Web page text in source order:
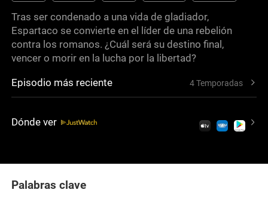
Tras ser condenado a una vida de gladiador,
Espartaco se convierte en el líder de una rebelión
contra los romanos. ¿Cuál será su destino final,
vencer o morir en la lucha por la libertad?
Episodio más reciente 4 Temporadas
Dónde ver
Palabras clave